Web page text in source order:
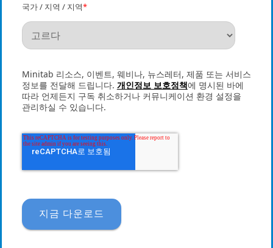
국가 / 지역 / 지역*
Minitab 리소스, 이벤트, 웨비나, 뉴스레터, 제품 또는 서비스
정보를 전달해 드립니다. 개인정보 보호정책에 명시된 바에
따라 언제든지 구독 취소하거나 커뮤니케이션 환경 설정을
관리하실 수 있습니다.